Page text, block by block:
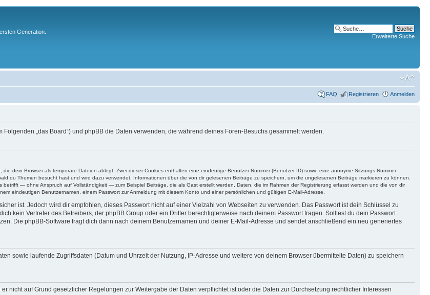
Generation.
Erweiterte Suche
FAQ Registrieren Anmelden
„das Board“) und phpBB die Daten verwenden, die während deines Foren-Besuchs gesammelt werden.
dein Browser als temporäre Dateien ablegt. Zwei dieser Cookies enthalten eine eindeutige Benutzer-Nummer (Benutzer-ID) sowie eine anonyme Sitzungs-Nummer
du Themen besucht hast und wird dazu verwendet, Informationen über die von dir gelesenen Beiträge zu speichern, um die ungelesenen Beiträge markieren zu können.
— ohne Anspruch auf Vollständigkeit — zum Beispiel Beiträge, die als Gast erstellt werden, Daten, die im Rahmen der Registrierung erfasst werden und die von dir
eindeutigen Benutzernamen, einem Passwort zur Anmeldung mit diesem Konto und einer persönlichen und gültigen E-Mail-Adresse.
ist. Jedoch wird dir empfohlen, dieses Passwort nicht auf einer Vielzahl von Webseiten zu verwenden. Das Passwort ist dein Schlüssel zu
kein Vertreter des Betreibers, der phpBB Group oder ein Dritter berechtigterweise nach deinem Passwort fragen. Solltest du dein Passwort
Die phpBB-Software fragt dich dann nach deinem Benutzernamen und deiner E-Mail-Adresse und sendet anschließend ein neu generiertes
sowie laufende Zugriffsdaten (Datum und Uhrzeit der Nutzung, IP-Adresse und weitere von deinem Browser übermittelte Daten) zu speichern
nicht auf Grund gesetzlicher Regelungen zur Weitergabe der Daten verpflichtet ist oder die Daten zur Durchsetzung rechtlicher Interessen